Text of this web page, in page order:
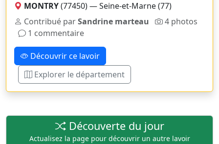
MONTRY(77450) — Seine-et-Marne (77)
Contribué parSandrine marteau
4 photos
1 commentaire
Découvrir ce lavoir
Explorer le département
Découverte du jour
Actualisez la page pour découvrir un autre lavoir